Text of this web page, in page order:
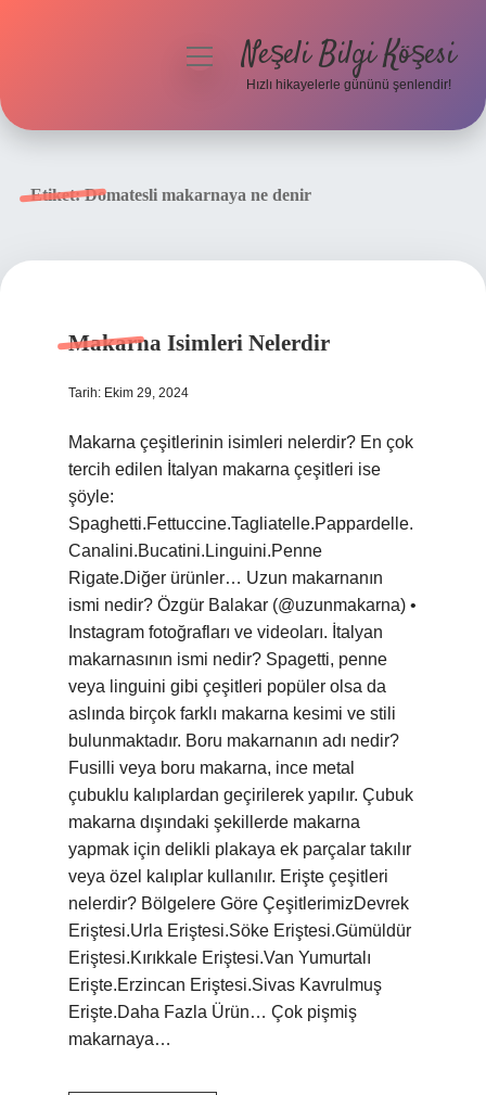
menüyüNeşeli Bilgi Köşesi
Hızlı hikayelerle gününü şenlendir!
Etiket:Domatesli makarnaya ne denir
Makarna Isimleri Nelerdir
Tarih: Ekim 29, 2024
Makarna çeşitlerinin isimleri nelerdir? En çok
tercih edilen İtalyan makarna çeşitleri ise
şöyle:
Spaghetti.Fettuccine.Tagliatelle.Pappardelle.
Canalini.Bucatini.Linguini.Penne
Rigate.Diğer ürünler… Uzun makarnanın
ismi nedir? Özgür Balakar (@uzunmakarna) •
Instagram fotoğrafları ve videoları. İtalyan
makarnasının ismi nedir? Spagetti, penne
veya linguini gibi çeşitleri popüler olsa da
aslında birçok farklı makarna kesimi ve stili
bulunmaktadır. Boru makarnanın adı nedir?
Fusilli veya boru makarna, ince metal
çubuklu kalıplardan geçirilerek yapılır. Çubuk
makarna dışındaki şekillerde makarna
yapmak için delikli plakaya ek parçalar takılır
veya özel kalıplar kullanılır. Erişte çeşitleri
nelerdir? Bölgelere Göre ÇeşitlerimizDevrek
Eriştesi.Urla Eriştesi.Söke Eriştesi.Gümüldür
Eriştesi.Kırıkkale Eriştesi.Van Yumurtalı
Erişte.Erzincan Eriştesi.Sivas Kavrulmuş
Erişte.Daha Fazla Ürün… Çok pişmiş
makarnaya…